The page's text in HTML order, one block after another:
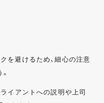
を避けるため、細心の注意
ライアントへの説明や上司